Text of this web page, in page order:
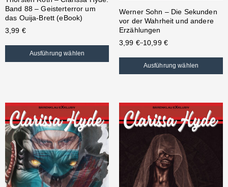
Band 88 – Geisterterror um
das Ouija-Brett (eBook)
3,99 €
Ausführung wählen
Werner Sohn – Die Sekunden
vor der Wahrheit und andere
Erzählungen
3,99 €–10,99 €
Ausführung wählen